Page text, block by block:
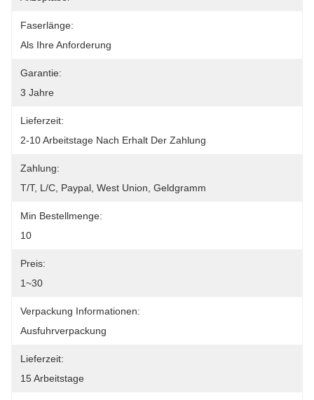
Faserlänge:
Als Ihre Anforderung
Garantie:
3 Jahre
Lieferzeit:
2-10 Arbeitstage Nach Erhalt Der Zahlung
Zahlung:
T/T, L/C, Paypal, West Union, Geldgramm
Min Bestellmenge:
10
Preis:
1~30
Verpackung Informationen:
Ausfuhrverpackung
Lieferzeit:
15 Arbeitstage